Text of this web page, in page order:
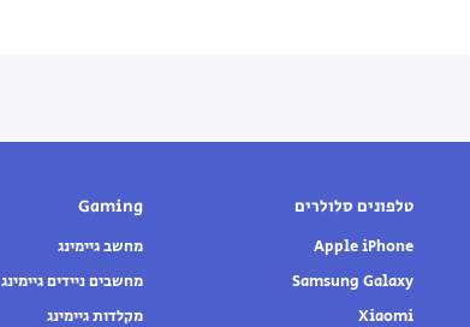
טלפונים סלולרים
Apple iPhone
Samsung Galaxy
Xiaomi
Gaming
מחשב גיימינג
מחשבים ניידים גיימינג
מקלדות גיימינג